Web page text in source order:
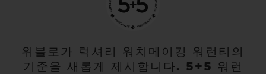
위블로가 럭셔리 워치메이킹 워런티의
기준을 새롭게 제시합니다. 5+5 워런